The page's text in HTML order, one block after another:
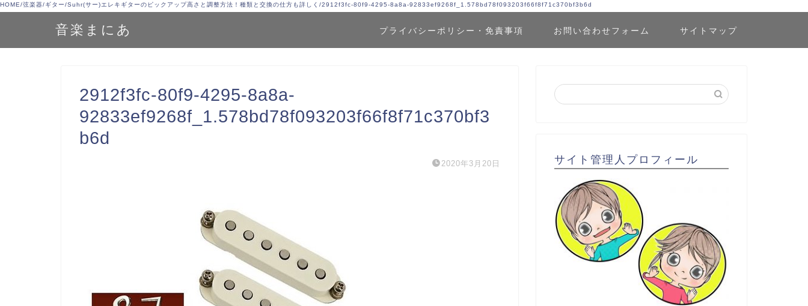
HOME/弦楽器/ギター/Suhr(サー)エレキギターのピックアップ高さと調整方法！種類と交換の仕方も詳しく /2912f3fc-80f9-4295-8a8a-92833ef9268f_1.578bd78f093203f66f8f71c370bf3b6d
音楽まにあ プライバシーポリシー・免責事項 お問い合わせフォーム サイトマップ
2912f3fc-80f9-4295-8a8a-
92833ef9268f_1.578bd78f093203f66f8f71c370bf3
b6d
2020年3月20日 サイト管理人プロフィール